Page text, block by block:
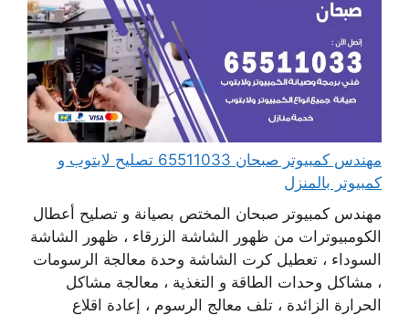
مهندس كمبيوتر صبحان 65511033 تصليح لابتوب و
كمبيوتر بالمنزل
مهندس كمبيوتر صبحان المختص بصيانة و تصليح أعطال
الكومبيوترات من ظهور الشاشة الزرقاء ، ظهور الشاشة
السوداء ، تعطيل كرت الشاشة وحدة معالجة الرسومات
، مشاكل وحدات الطاقة و التغذية ، معالجة مشاكل
الحرارة الزائدة ، تلف معالج الرسوم ، إعادة اقلاع